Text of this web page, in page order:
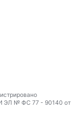
ЭЛ № ФС 77 - 90140 от